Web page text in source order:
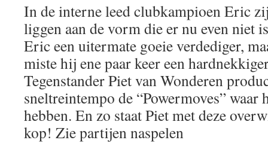
In de interne leed clubkampioen Eric
liggen aan de vorm die er nu even niet
Eric een uitermate goeie verdediger,
miste hij ene paar keer een
Tegenstander Piet van Wonderen
sneltreintempo de “Powermoves”
hebben. En zo staat Piet met deze
kop! Zie partijen naspelen